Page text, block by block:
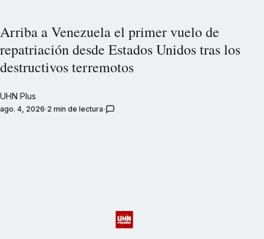
Arriba a Venezuela el primer vuelo de
repatriación desde Estados Unidos tras los
destructivos terremotos
UHN Plus
ago. 4, 2026 2 min de lectura